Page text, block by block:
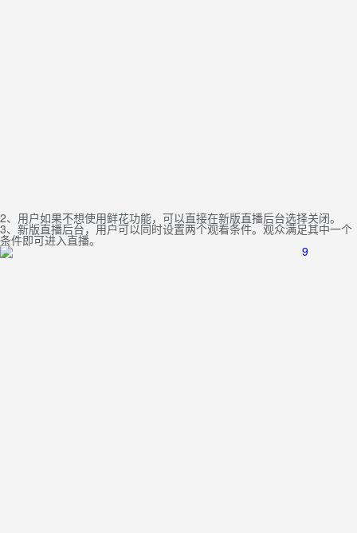
2、用户如果不想使用鲜花功能，可以直接在新版直播后台选择关闭。
3、新版直播后台，用户可以同时设置两个观看条件。观众满足其中一个
条件即可进入直播。